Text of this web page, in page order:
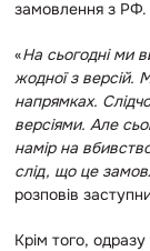
замовлення з РФ.
«На сьогодні ми
жодної з версій.
напрямках.
версіями. Але
намір на
слід, що це
розповів
Крім того,